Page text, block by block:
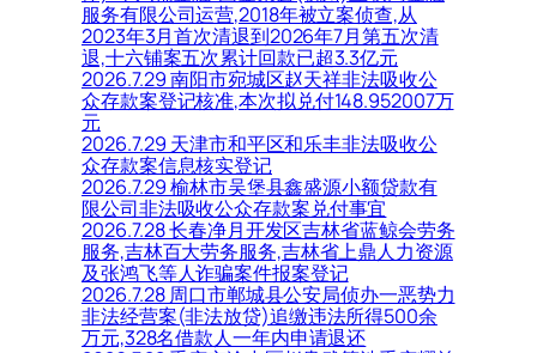
服务有限公司运营,2018年被立案侦查,从
2023年3月首次清退到2026年7月第五次清
退,十六铺案五次累计回款已超3.3亿元
2026.7.29 南阳市宛城区赵天祥非法吸收公
众存款案登记核准,本次拟兑付148.952007万
元
2026.7.29 天津市和平区和乐丰非法吸收公
众存款案信息核实登记
2026.7.29 榆林市吴堡县鑫盛源小额贷款有
限公司非法吸收公众存款案兑付事宜
2026.7.28 长春净月开发区吉林省蓝鲸会劳务
服务,吉林百大劳务服务,吉林省上鼎人力资源
及张鸿飞等人诈骗案件报案登记
2026.7.28 周口市郸城县公安局侦办一恶势力
非法经营案(非法放贷)追缴违法所得500余
万元,328名借款人一年内申请退还